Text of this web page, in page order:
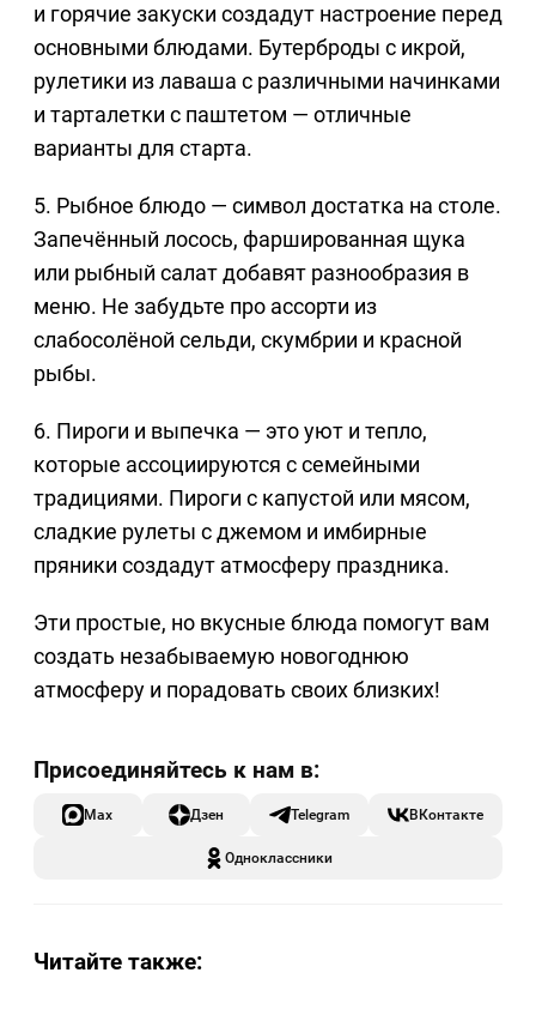
и горячие закуски создадут настроение перед
основными блюдами. Бутерброды с икрой,
рулетики из лаваша с различными начинками
и тарталетки с паштетом — отличные
варианты для старта.
5. Рыбное блюдо — символ достатка на столе.
Запечённый лосось, фаршированная щука
или рыбный салат добавят разнообразия в
меню. Не забудьте про ассорти из
слабосолёной сельди, скумбрии и красной
рыбы.
6. Пироги и выпечка — это уют и тепло,
которые ассоциируются с семейными
традициями. Пироги с капустой или мясом,
сладкие рулеты с джемом и имбирные
пряники создадут атмосферу праздника.
Эти простые, но вкусные блюда помогут вам
создать незабываемую новогоднюю
атмосферу и порадовать своих близких!
Max Дзен Telegram ВКонтакте
Одноклассники
Читайте также: